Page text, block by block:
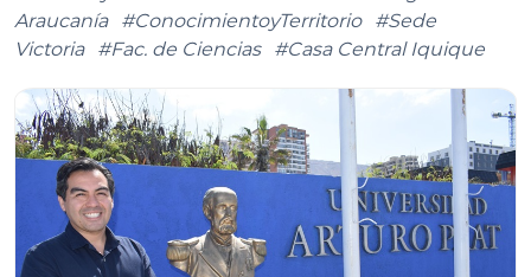
Araucanía
#ConocimientoyTerritorio
#Sede
Victoria
#Fac. de Ciencias #Casa Central Iquique